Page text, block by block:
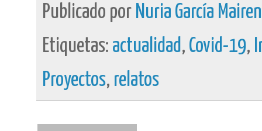
Publicado por Nuria García
Etiquetas: actualidad , Covid-19,
Proyectos, relatos